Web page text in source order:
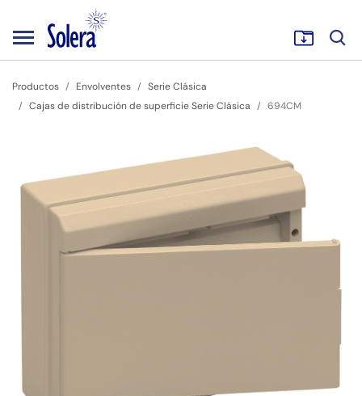
Productos Envolventes
Serie Clásica
Cajas de distribución de superficie Serie Clásica
694CM